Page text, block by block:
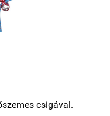
csigával.